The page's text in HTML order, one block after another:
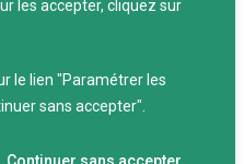
les accepter, cliquez sur
le lien "Paramétrer les
sans accepter".